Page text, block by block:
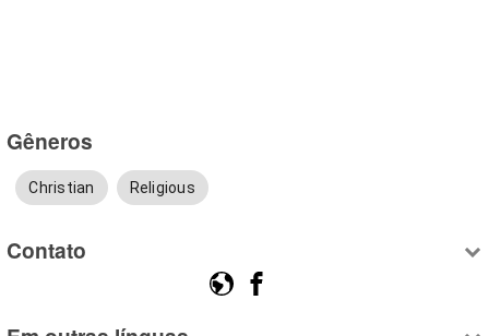
Gêneros
Christian Religious
Contato